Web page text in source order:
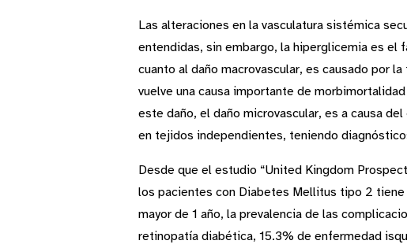
Las alteraciones en la vasculatura sistémica
entendidas, sin embargo, la hiperglicemia es el
cuanto al daño macrovascular, es causado por
vuelve una causa importante de
este daño, el daño microvascular, es a causa
en tejidos independientes, teniendo
Desde que el estudio “United Kingdom
los pacientes con Diabetes Mellitus tipo 2 tiene
mayor de 1 año, la prevalencia de las
retinopatía diabética, 15.3% de enfermedad